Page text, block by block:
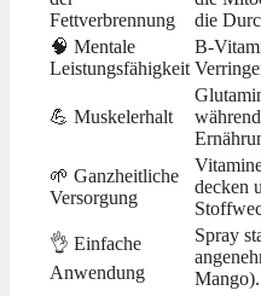
Fettverbrennung
die
🧠 Mentale
Leistungsfähigkeit
B-
💪 Muskelerhalt
🌱 Ganzheitliche
Versorgung
decken
👌 Einfache
Anwendung
Spray
Mango).